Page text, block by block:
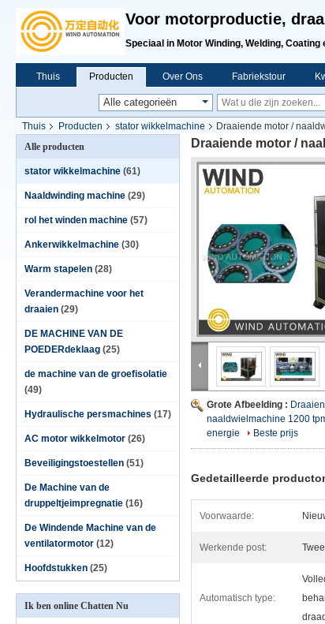
Voor motorproductie,
Speciaal in Motor Winding, Welding, Coating
Thuis Producten Over Ons Fabriekstour
Thuis Producten stator wikkelmachine
Draaiende motor /
Alle producten
stator wikkelmachine (61)
Naaldwinding machine (29)
rol het winden machine (57)
Ankerwikkelmachine (30)
Warm stapelen (28)
Verandermachine voor het
draaien (29)
DE MACHINE VAN DE
POEDERdeklaag (25)
de machine van de groefisolatie
(49)
Hydraulische persmachines (17)
AC motor wikkelmotor (26)
Beveiligingstoestellen (51)
De Machine van de
druppeltjeimpregnatie (16)
De Windende Machine van de
ventilatormotor (12)
Hoofdstukken (25)
Ik ben online Chatten Nu
Draaiende motor /
Grote Afbeelding :
naaldwielmachine 1200
energie
Beste prijs
Gedetailleerde
Voorwaarde:
Werkende post:
Automatisch type:
draad